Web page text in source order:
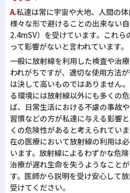
A.私達は常に宇宙や大地、人間の
様々な形で避けることの出来ない
2.4mSV）を受けています。これら
って影響がないと言われています。
一般に放射線を利用した検査や治
われがちですが、適切な使用方法
は決して高いものではありません
る環境には放射線以外にも多くの
ば、日常生活における不慮の事故
習慣などの方が私達に与える影響
くの危険性があると考えられてい
在の医療において放射線の利用は
います。放射線によるわずかな危
治療が遅れ生命を失うようなこと
す。医師から説明を受け安心して
受けてください。